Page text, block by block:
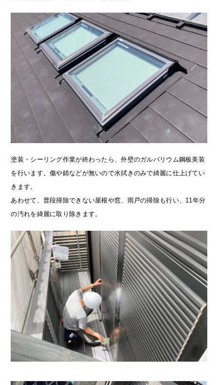
塗装・シーリング作業が終わったら、外壁のガルバリウム鋼板美装
を行います。傷や錆などが無いので水拭きのみで綺麗に仕上げてい
きます。
あわせて、普段掃除できない屋根や窓、雨戸の掃除も行い、11年分
の汚れを綺麗に取り除きます。